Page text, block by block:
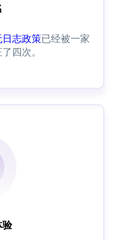
日志政策已经被一家
四次。
验